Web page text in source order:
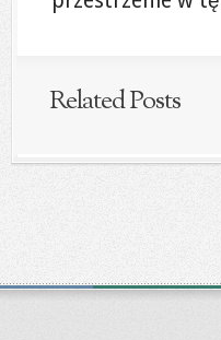
Related Posts